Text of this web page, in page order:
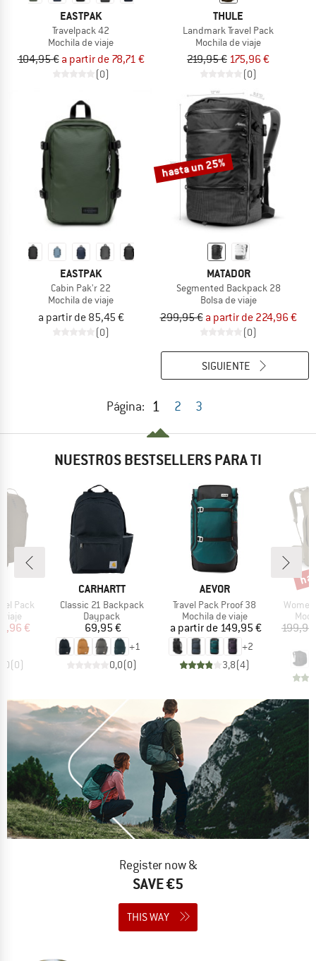
EASTPAK
Travelpack 42
Mochila de viaje
104,95 € a partir de 78,71 €
(0)
THULE
Landmark Travel Pack
Mochila de viaje
219,95 € 175,96 €
(0)
EASTPAK
Cabin Pak'r 22
Mochila de viaje
a partir de 85,45 €
(0)
hasta un 25%
MATADOR
Segmented Backpack 28
Bolsa de viaje
299,95 € a partir de 224,96 €
(0)
Página: 1 2 3
SIGUIENTE
NUESTROS BESTSELLERS PARA TI
Pack
viaje
reducido
€
(0)
MARCA
CARHARTT
Artículo
Classic 21 Backpack
Product group
Daypack
Precio
69,95 €
+1
0,0(0)
MARCA
AEVOR
Artículo
Travel Pack Proof 38
Product group
Mochila de viaje
Precio
a partir de 149,95 €
+2
3,8(4)
Artículo
Register now &
SAVE €5
THIS WAY